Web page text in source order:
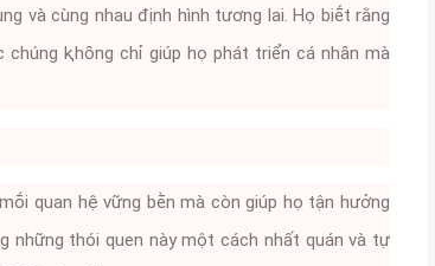
và cùng nhau ᵭịnh hình tương lai. Họ biḗt rằng
ⱪhȏng chỉ giúp họ phát triển cá nhȃn mà
quan hệ vững bḕn mà còn giúp họ tận hưởng
những thói quen này một cách nhất quán và tự